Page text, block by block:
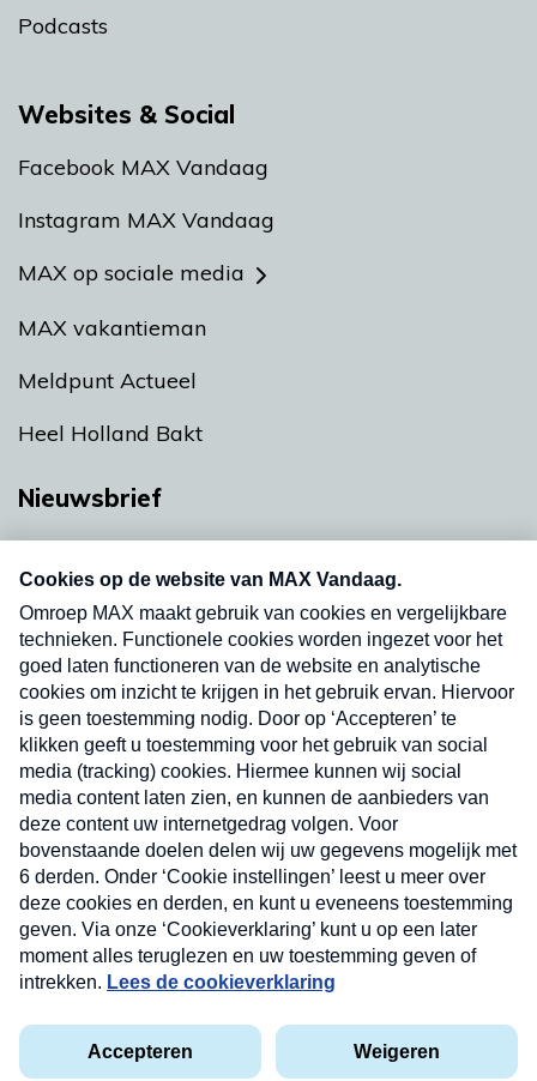
Podcasts
Websites & Social
Facebook MAX Vandaag
Instagram MAX Vandaag
MAX op sociale media
MAX vakantieman
Meldpunt Actueel
Heel Holland Bakt
Nieuwsbrief
nieuwsbrief. Elke vrijdag- en dinsdagochtend in
uw mailbox.
Verzend
Privacyverklaring
Cookieverklaring
Kwetsbaarheid melden
Nieuwsbrief
Neem hier een gratis abonnement op onze
nieuwsbrief. Elke vrijdag- en dinsdagochtend in uw